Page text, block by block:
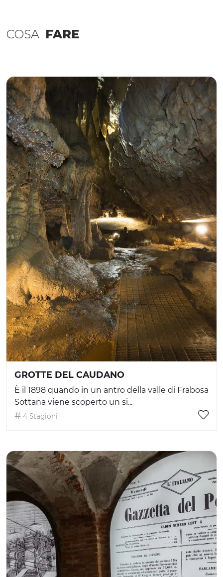
COSA FARE
GROTTE DEL CAUDANO
È il 1898 quando in un antro della valle di Frabosa
Sottana viene scoperto un si...
4 Stagioni